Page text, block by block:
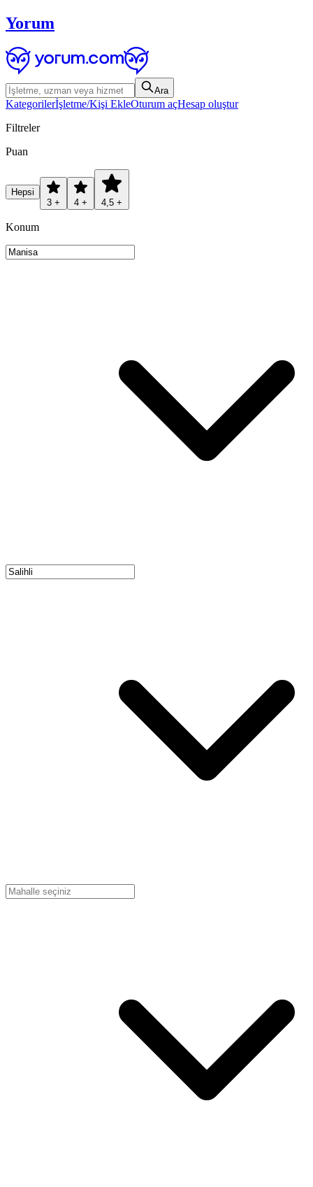
Yorum
Ara
Kategorilerİşletme/Kişi EkleOturum açHesap oluştur
Filtreler
Puan
Hepsi
3 +
4 + 4,5 +
Konum